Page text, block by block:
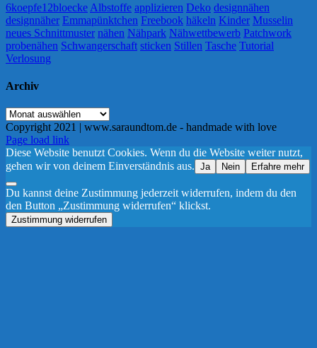
6koepfe12bloecke Albstoffe applizieren Deko designnähen
designnäher Emmapünktchen Freebook häkeln Kinder Musselin
neues Schnittmuster nähen Nähpark Nähwettbewerb Patchwork
probenähen Schwangerschaft sticken Stillen Tasche Tutorial
Verlosung
Archiv
Archiv
Copyright 2021 | www.saraundtom.de - handmade with love
Instagram
Page load link
Diese Website benutzt Cookies. Wenn du die Website weiter nutzt,
gehen wir von deinem Einverständnis aus. Ja Nein Erfahre mehr
Du kannst deine Zustimmung jederzeit widerrufen, indem du den
den Button „Zustimmung widerrufen“ klickst.
Zustimmung widerrufen